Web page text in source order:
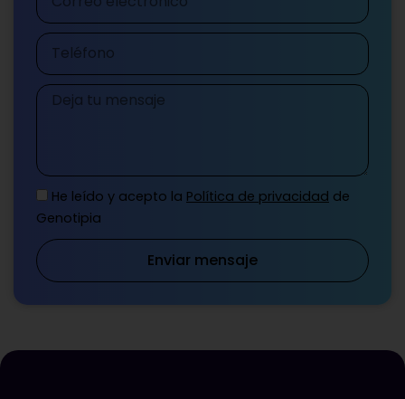
electrónico
Teléfono
Mensaje
He leído y acepto la Política de privacidad de
Genotipia
Enviar mensaje